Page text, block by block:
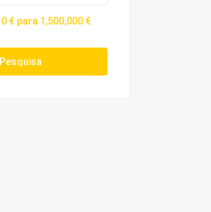
0 € para 1,500,000 €
Pesquisa